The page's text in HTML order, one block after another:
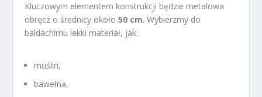
Kluczowym elementem konstrukcji będzie metalowa
obręcz o średnicy około50 cm. Wybierzmy do
baldachimu lekki materiał, jak:
muślin,
bawełna,